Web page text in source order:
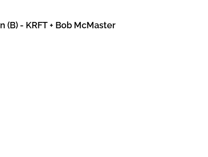
- KRFT + Bob McMaster